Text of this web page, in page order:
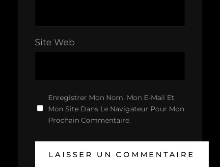
Site Web
Enregistrer Mon Nom, Mon E-Mail Et
Mon Site Dans Le Navigateur Pour Mon
Prochain Commentaire.